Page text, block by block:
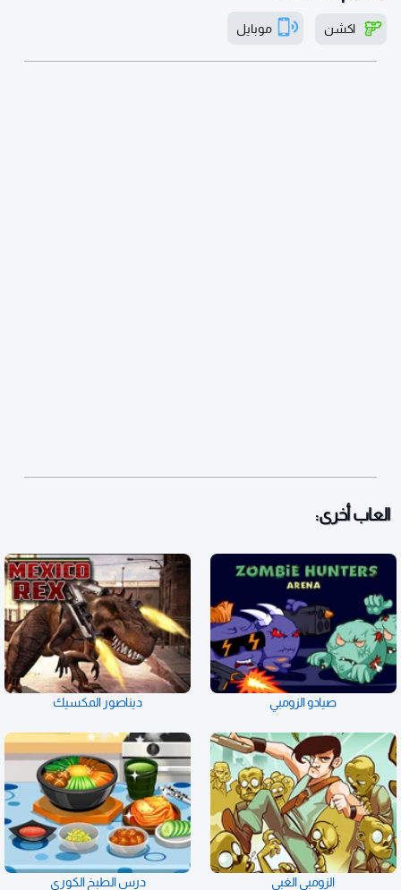
اكشن موبايل
العاب أخرى:
صيادو الزومبي ديناصور المكسيك
الزومبي الغبي درس الطبخ الكوري